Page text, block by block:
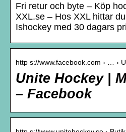
Fri retur och byte – Köp
XXL.se – Hos XXL hittar
Ishockey med 30 dagars
http s://www.facebook.com › … ›
Unite Hockey |
– Facebook